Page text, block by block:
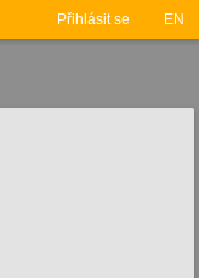
Přihlásit se EN